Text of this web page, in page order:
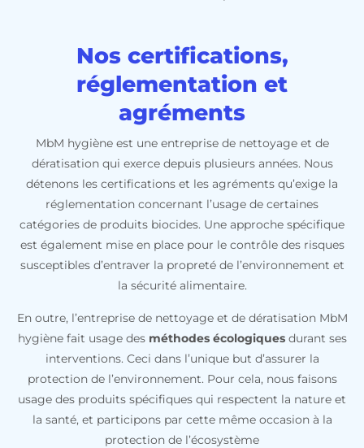
Nos certifications,
réglementation et
agréments
MbM hygiène est une entreprise de nettoyage et de
dératisation qui exerce depuis plusieurs années. Nous
détenons les certifications et les agréments qu’exige la
réglementation concernant l’usage de certaines
catégories de produits biocides. Une approche spécifique
est également mise en place pour le contrôle des risques
susceptibles d’entraver la propreté de l’environnement et
la sécurité alimentaire.
En outre, l’entreprise de nettoyage et de dératisation MbM
hygiène fait usage des méthodes écologiquesdurant ses
interventions. Ceci dans l’unique but d’assurer la
protection de l’environnement. Pour cela, nous faisons
usage des produits spécifiques qui respectent la nature et
la santé, et participons par cette même occasion à la
protection de l’écosystème